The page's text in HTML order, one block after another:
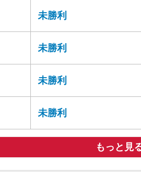
未勝利
未勝利
未勝利
未勝利
もっと見